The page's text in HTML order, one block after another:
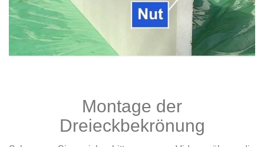
Montage der
Dreieckbekrönung